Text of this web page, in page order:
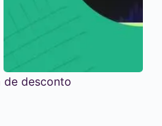
de desconto